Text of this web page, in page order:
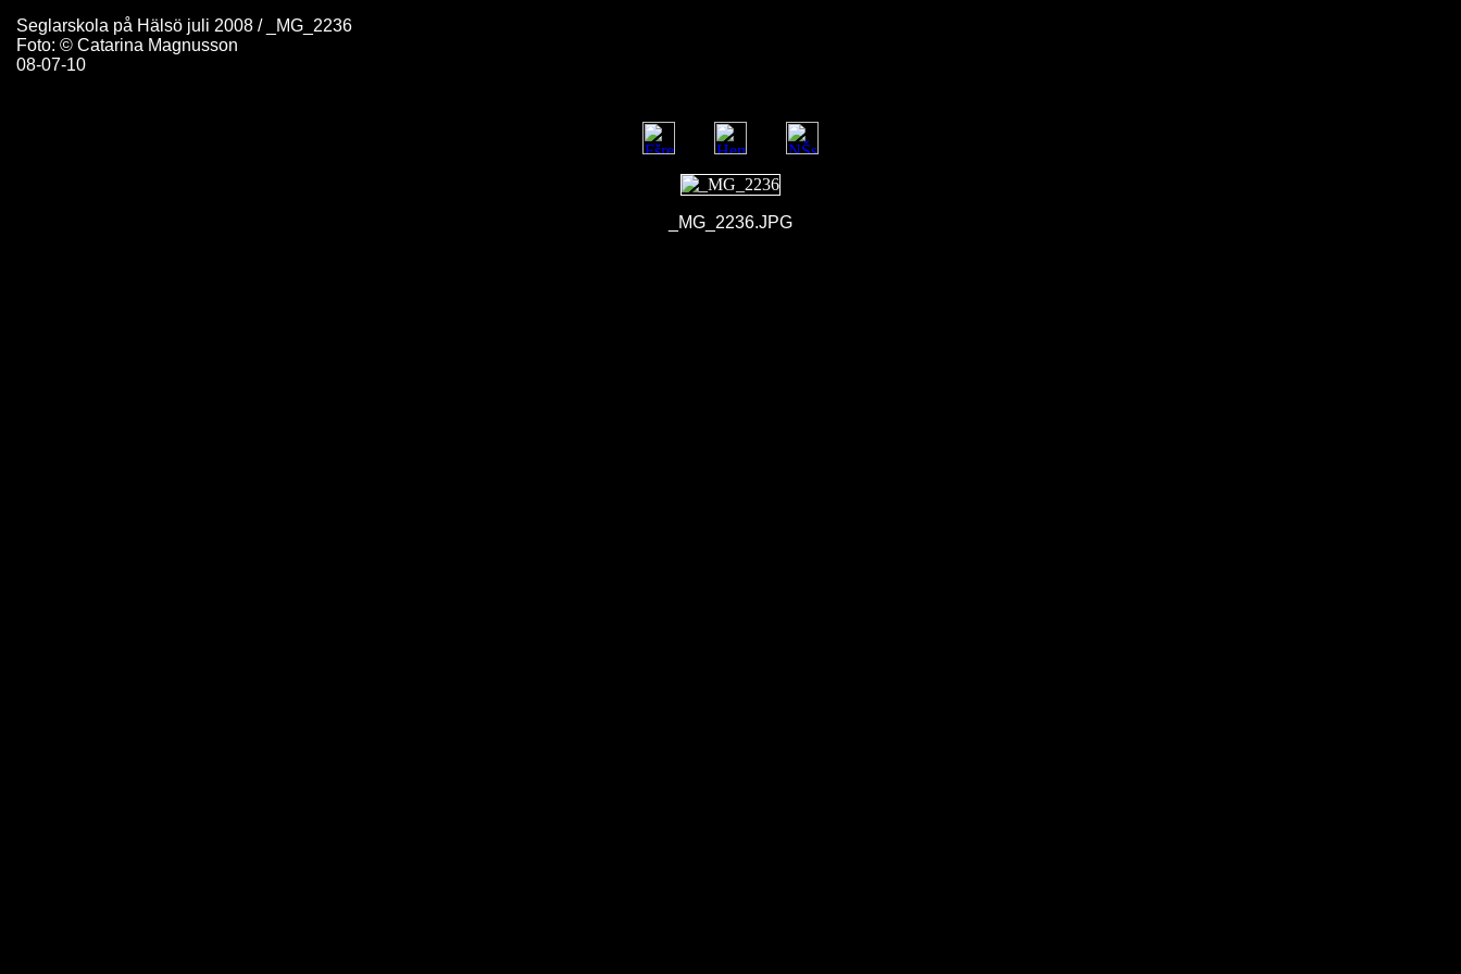
Seglarskola på Hälsö juli 2008 / _MG_2236
Foto: © Catarina Magnusson
08-07-10
_MG_2236.JPG